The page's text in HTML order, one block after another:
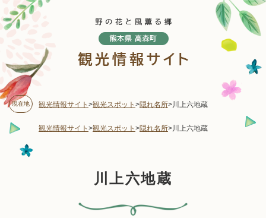
ー
ジ
頭
す
。 現在地 観光情報サイト >観光スポット >隠れ名所>川上六地蔵
観光情報サイト >観光スポット >隠れ名所>川上六地蔵
川上六地蔵